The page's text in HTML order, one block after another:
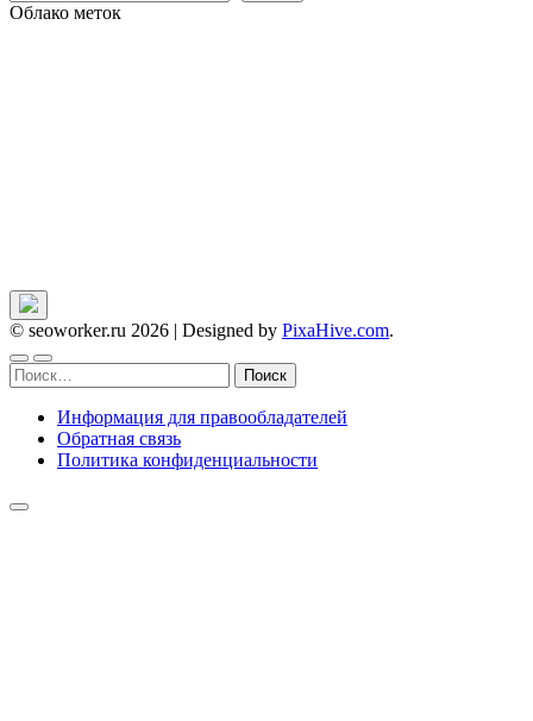
Облако меток
© seoworker.ru 2026 | Designed by PixaHive.com.
Найти:
Информация для правообладателей
Обратная связь
Политика конфиденциальности